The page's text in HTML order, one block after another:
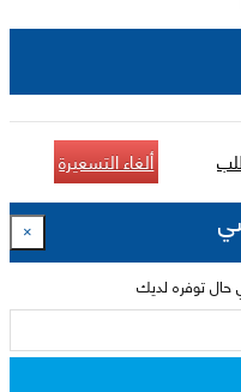
ألغاء التسعيرة
×
حال توفره لديك